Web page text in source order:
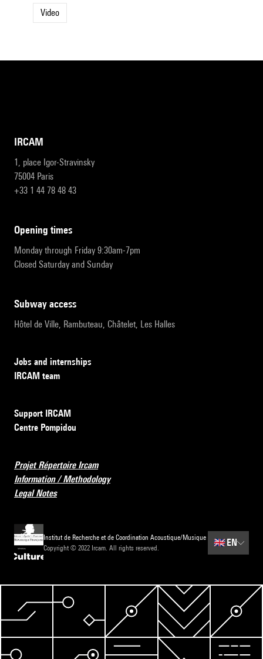
Video
IRCAM
1, place Igor-Stravinsky
75004 Paris
+33 1 44 78 48 43
opening times
Monday through Friday 9:30am-7pm
Closed Saturday and Sunday
subway access
Hôtel de Ville, Rambuteau, Châtelet, Les Halles
Jobs and internships
IRCAM team
Support IRCAM
Centre Pompidou
Projet Répertoire Ircam
Information / Methodology
Legal Notes
Institut de Recherche et de Coordination Acoustique/Musique
Copyright © 2022 Ircam. All rights reserved.
🇬🇧 EN